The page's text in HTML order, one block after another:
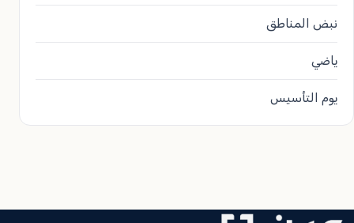
نبض المناطق
ياضي
يوم التأسيس